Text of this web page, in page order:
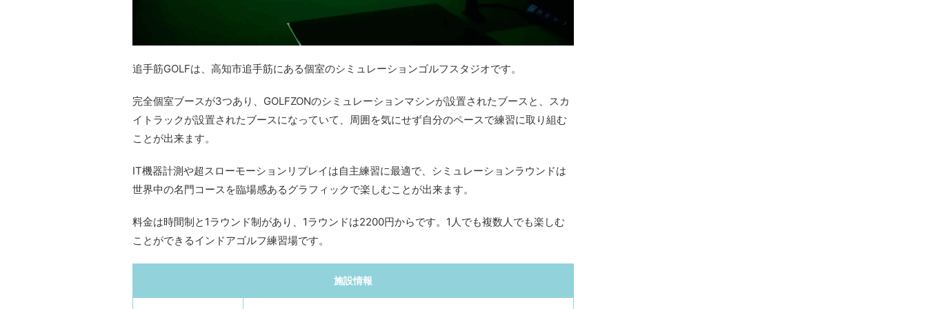
追手筋GOLFは、高知市追手筋にある個室のシミュレーションゴルフスタジオです。
完全個室ブースが3つあり、GOLFZONのシミュレーションマシンが設置されたブースと、スカ
イトラックが設置されたブースになっていて、周囲を気にせず自分のペースで練習に取り組む
ことが出来ます。
IT機器計測や超スローモーションリプレイは自主練習に最適で、シミュレーションラウンドは
世界中の名門コースを臨場感あるグラフィックで楽しむことが出来ます。
料金は時間制と1ラウンド制があり、1ラウンドは2200円からです。1人でも複数人でも楽しむ
ことができるインドアゴルフ練習場です。
施設情報